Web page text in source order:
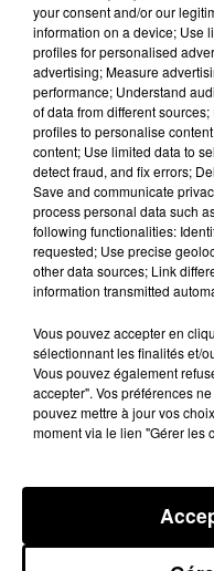
Lecture (4 min
100%
Les infos du Pays
2 mai 2023 - 4 min 14
LES INFOS DU
À 08H29
Podcasts infos du
your consent and/or our
information on a device; Use
profiles for personalised
advertising; Measure
performance; Understand
of data from different
profiles to personalise
content; Use limited data to
detect fraud, and fix errors;
Save and communicate
process personal data such
following functionalities:
requested; Use precise
other data sources; Link
information transmitted
Vous pouvez accepter en
sélectionnant les finalités et/
Vous pouvez également
accepter". Vos préférences
pouvez mettre à jour vos
moment via le lien "Gérer les